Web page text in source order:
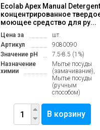
Ecolab Аpex Manual
концентрированное
моющее средство для ру...
Цена за
шт.
Артикул
9080090
Значение pH
7.5-8.5 (1%)
Назначение
химии
Мытье посуды
(замачивание),
Мытье посуды
(ручным
способом)
В корзину